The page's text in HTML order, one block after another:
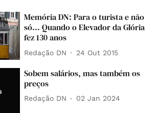
Memória DN: Para o turista e não
só... Quando o Elevador da Glória
fez 130 anos
Redação DN 24 Out 2015
Sobem salários, mas também os
preços
Redação DN 02 Jan 2024